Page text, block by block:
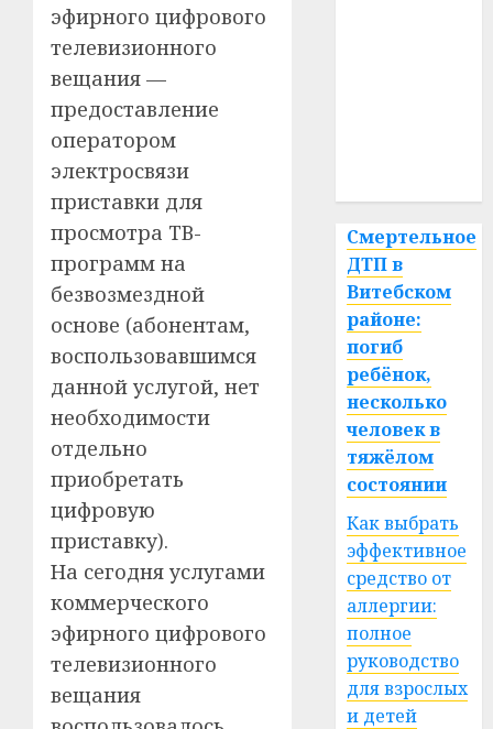
эфирного цифрового
телевизионного
вещания —
предоставление
оператором
электросвязи
приставки для
просмотра ТВ-
программ на
безвозмездной
основе (абонентам,
воспользовавшимся
данной услугой, нет
необходимости
отдельно
приобретать
цифровую
приставку).
На сегодня услугами
коммерческого
эфирного цифрового
телевизионного
вещания
Смертельное
ДТП в
Витебском
районе:
погиб
ребёнок,
несколько
человек в
тяжёлом
состоянии
Как выбрать
эффективное
средство от
аллергии:
полное
руководство
для взрослых
и детей